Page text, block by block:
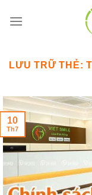
qua
LƯU TRỮ THẺ:
10
Th7